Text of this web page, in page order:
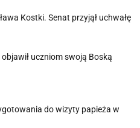
Kostki. Senat przyjął uchwałę
uczniom swoją Boską
do wizyty papieża w